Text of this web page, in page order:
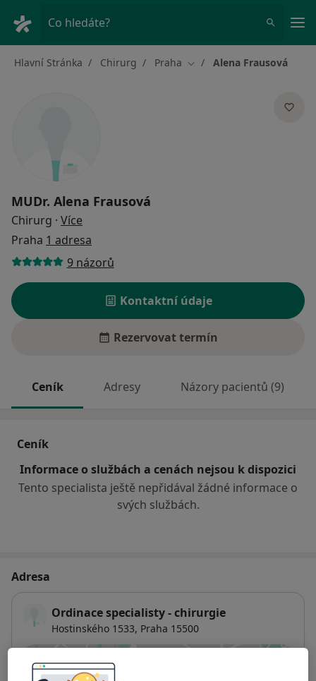
Co hledáte?
Hlavní Stránka Chirurg Praha Změna města
Alena Frausová
MUDr. Alena Frausová
Chirurg · Více
Praha 1 adresa
9 názorů
Kontaktní údaje
Rezervovat termín
Ceník Adresy Názory pacientů (9)
Ceník
Informace o službách a cenách nejsou k dispozici
Tento specialista ještě nepřidával žádné informace o
svých službách.
Adresa
Ordinace specialisty - chirurgie
Hostinského 1533, Praha 15500